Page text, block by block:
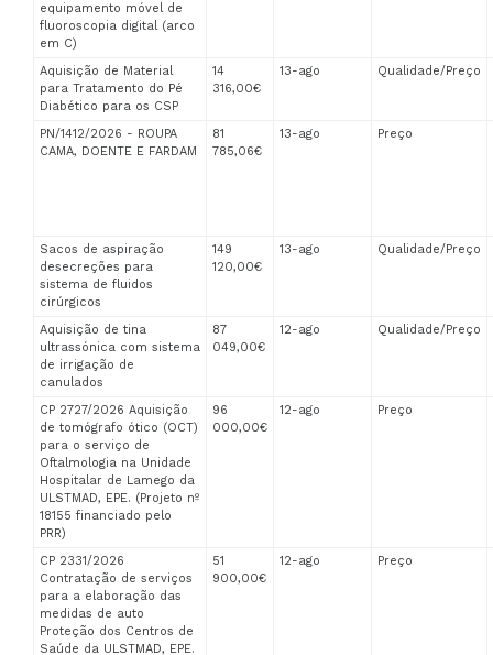
equipamento móvel de
fluoroscopia digital (arco
em C)
Aquisição de Material
para Tratamento do Pé
Diabético para os CSP
14
316,00€
13-ago Qualidade/Preço
PN/1412/2026 - ROUPA
CAMA, DOENTE E FARDAM
81
785,06€
13-ago Preço
Sacos de aspiração
desecreções para
sistema de fluidos
cirúrgicos
149
120,00€
13-ago Qualidade/Preço
Aquisição de tina
ultrassónica com sistema
de irrigação de
canulados
87
049,00€
12-ago Qualidade/Preço
CP 2727/2026 Aquisição
de tomógrafo ótico (OCT)
para o serviço de
Oftalmologia na Unidade
Hospitalar de Lamego da
ULSTMAD, EPE. (Projeto nº
18155 financiado pelo
PRR)
96
000,00€
12-ago Preço
CP 2331/2026
Contratação de serviços
para a elaboração das
medidas de auto
Proteção dos Centros de
Saúde da ULSTMAD, EPE.
51
900,00€
12-ago Preço